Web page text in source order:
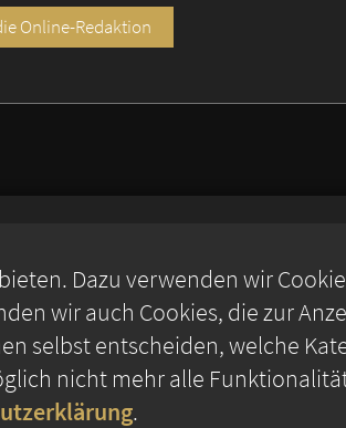
Dazu verwenden wir
wir auch Cookies, die zur
selbst entscheiden, welche
nicht mehr alle
.
Online-Redaktion